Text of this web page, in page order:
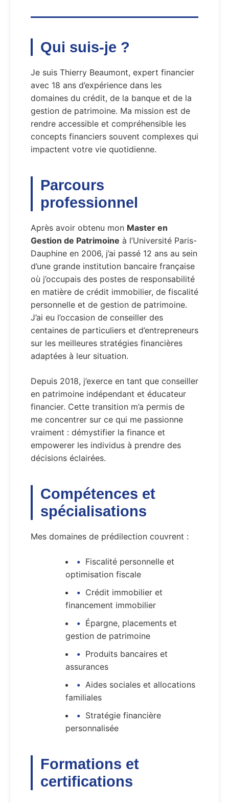
Qui suis-je ?
Je suis Thierry Beaumont, expert financier
avec 18 ans d’expérience dans les
domaines du crédit, de la banque et de la
gestion de patrimoine. Ma mission est de
rendre accessible et compréhensible les
concepts financiers souvent complexes qui
impactent votre vie quotidienne.
Parcours
professionnel
Après avoir obtenu mon Master en
Gestion de Patrimoine à l’Université Paris-
Dauphine en 2006, j’ai passé 12 ans au sein
d’une grande institution bancaire française
où j’occupais des postes de responsabilité
en matière de crédit immobilier, de fiscalité
personnelle et de gestion de patrimoine.
J’ai eu l’occasion de conseiller des
centaines de particuliers et d’entrepreneurs
sur les meilleures stratégies financières
adaptées à leur situation.
Depuis 2018, j’exerce en tant que conseiller
en patrimoine indépendant et éducateur
financier. Cette transition m’a permis de
me concentrer sur ce qui me passionne
vraiment : démystifier la finance et
empowerer les individus à prendre des
décisions éclairées.
Compétences et
spécialisations
Mes domaines de prédilection couvrent :
Fiscalité personnelle et
optimisation fiscale
Crédit immobilier et
financement immobilier
Épargne, placements et
gestion de patrimoine
Produits bancaires et
assurances
Aides sociales et allocations
familiales
Stratégie financière
personnalisée
Formations et
certifications